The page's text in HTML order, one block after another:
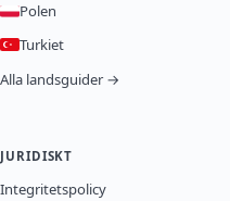
Polen
Turkiet
Alla landsguider →
JURIDISKT
Integritetspolicy